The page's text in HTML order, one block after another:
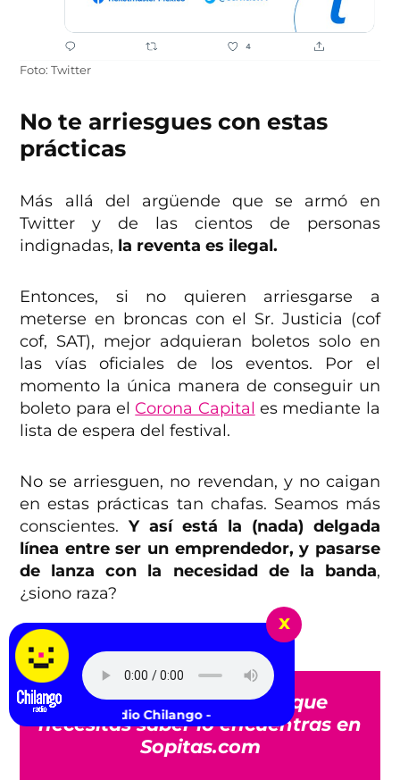
Foto: Twitter
No te arriesgues con estas
prácticas
Más allá del argüende que se armó en
Twitter y de las cientos de personas
indignadas, la reventa es ilegal.
Entonces, si no quieren arriesgarse a
meterse en broncas con el Sr. Justicia (cof
cof, SAT), mejor adquieran boletos solo en
las vías oficiales de los eventos. Por el
momento la única manera de conseguir un
boleto para el Corona Capital es mediante la
lista de espera del festival.
No se arriesguen, no revendan, y no caigan
en estas prácticas tan chafas. Seamos más
conscientes.Y así está la (nada) delgada
línea entre ser un emprendedor, y pasarse
de lanza con la necesidad de la banda,
¿siono raza?
¿Ustedes qué opinan?
Todo lo que no sabías que
necesitas saber lo encuentras en
Sopitas.com
x
Radio Chilango -